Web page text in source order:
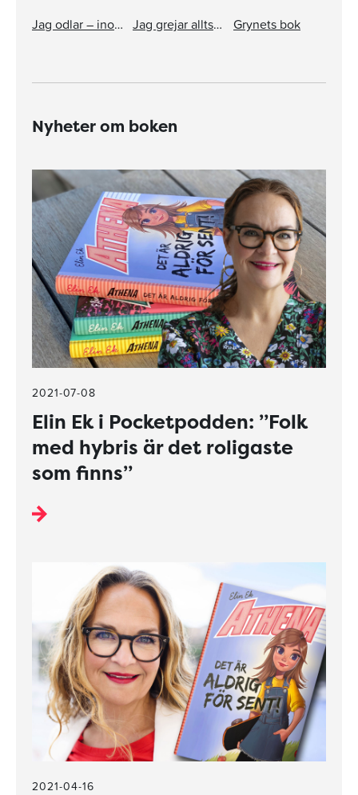
Jag odlar – inomhus, på balkongen och i trädgården Jag grejar alltså finns jag Grynets bok
Nyheter om boken
2021-07-08
Elin Ek i Pocketpodden: ”Folk
med hybris är det roligaste
som finns”
2021-04-16